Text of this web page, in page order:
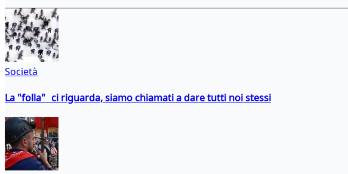
Società
La "folla" ci riguarda, siamo chiamati a dare tutti noi stessi